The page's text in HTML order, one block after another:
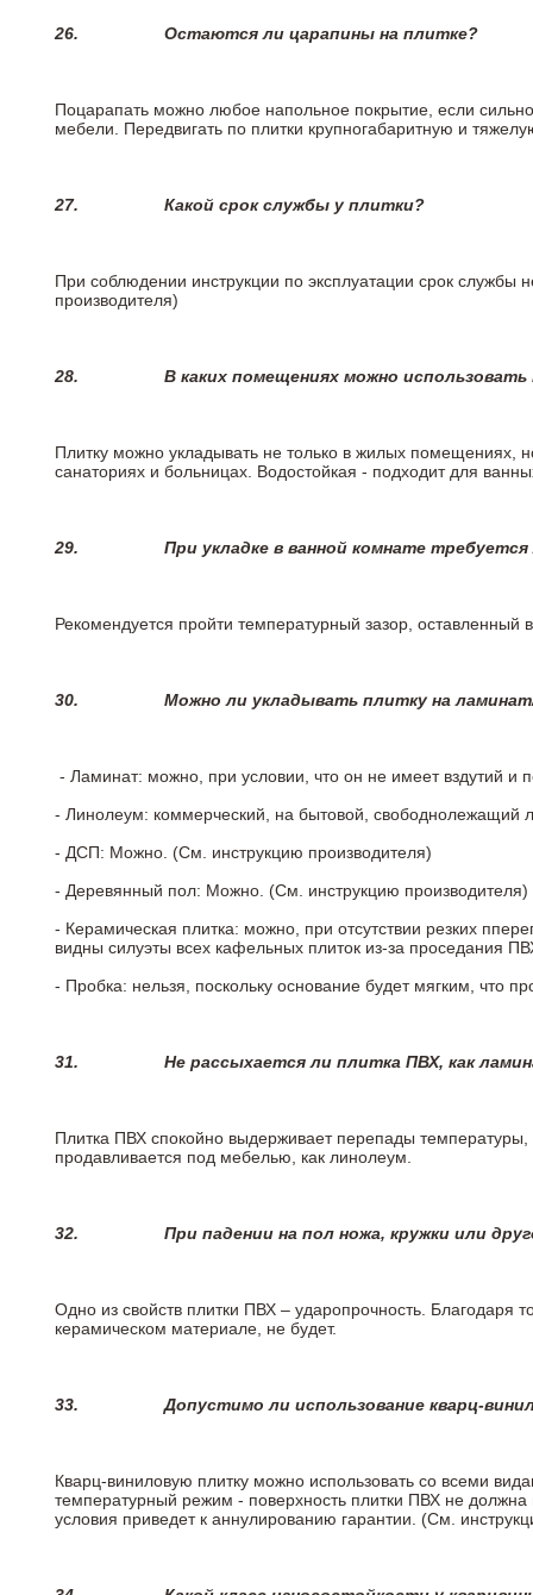
26. Остаются ли царапины на плитке?
Поцарапать можно любое напольное покрытие, если
мебели. Передвигать по плитки крупногабаритную и
27. Какой срок службы у плитки?
При соблюдении инструкции по эксплуатации срок
производителя)
28. В каких помещениях можно
Плитку можно укладывать не только в жилых помещениях,
санаториях и больницах. Водостойкая - подходит для
29. При укладке в ванной комнате
Рекомендуется пройти температурный зазор,
30. Можно ли укладывать плитку на
- Ламинат: можно, при условии, что он не имеет вздутий
- Линолеум: коммерческий, на бытовой, свободнолежащий
- ДСП: Можно. (См. инструкцию производителя)
- Деревянный пол: Можно. (См. инструкцию производителя)
- Керамическая плитка: можно, при отсутствии резких
видны силуэты всех кафельных плиток из-за проседания
- Пробка: нельзя, поскольку основание будет мягким, что
31. Не рассыхается ли плитка ПВХ, как
Плитка ПВХ спокойно выдерживает перепады температуры,
продавливается под мебелью, как линолеум.
32. При падении на пол ножа, кружки или
Одно из свойств плитки ПВХ – ударопрочность. Благодаря
керамическом материале, не будет.
33.Допустимо ли использование кварц-
Кварц-виниловую плитку можно использовать со всеми
температурный режим - поверхность плитки ПВХ не
условия приведет к аннулированию гарантии. (См.